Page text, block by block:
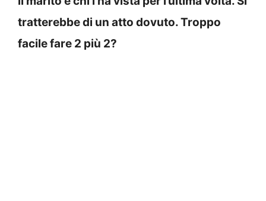
tratterebbe di un atto dovuto. Troppo
facile fare 2 più 2?